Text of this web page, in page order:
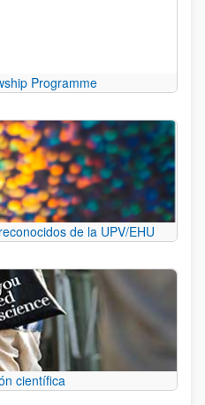
Programme
de la UPV/EHU
científica